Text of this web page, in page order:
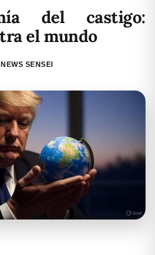
del castigo:
el mundo
SENSEI